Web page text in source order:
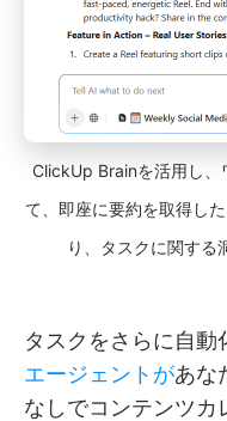
ClickUp Brainを活用し、
て、即座に要約を取得し
り、タスクに関する
タスクをさらに自動
エージェントがあな
なしでコンテンツカ